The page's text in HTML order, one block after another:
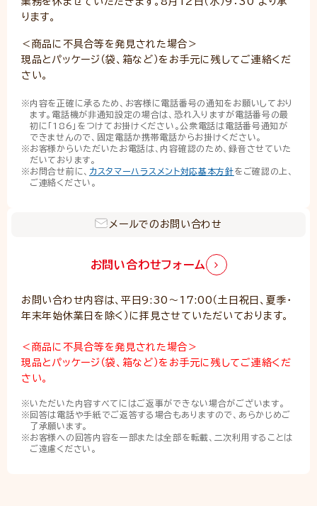
ります。
＜商品に不具合等を発見された場合＞
現品とパッケージ（袋、箱など）をお手元に残してご連絡くだ
さい。
内容を正確に承るため、お客様に電話番号の通知をお願いしており
ます。電話機が非通知設定の場合は、恐れ入りますが電話番号の最
初に「186」をつけてお掛けください。公衆電話は電話番号通知が
できませんので、固定電話か携帯電話からお掛けください。
お客様からいただいたお電話は、内容確認のため、録音させていた
だいております。
お問合せ前に、 カスタマーハラスメント対応基本方針をご確認の上、
ご連絡ください。
メールでのお問い合わせ
お問い合わせフォーム
お問い合わせ内容は、平日9:30～17:00（土日祝日、夏季・
年末年始休業日を除く）に拝見させていただいております。
＜商品に不具合等を発見された場合＞
現品とパッケージ（袋、箱など）をお手元に残してご連絡くだ
さい。
いただいた内容すべてにはご返事ができない場合がございます。
回答は電話や手紙でご返答する場合もありますので、あらかじめご
了承願います。
お客様への回答内容を一部または全部を転載、二次利用することは
ご遠慮ください。